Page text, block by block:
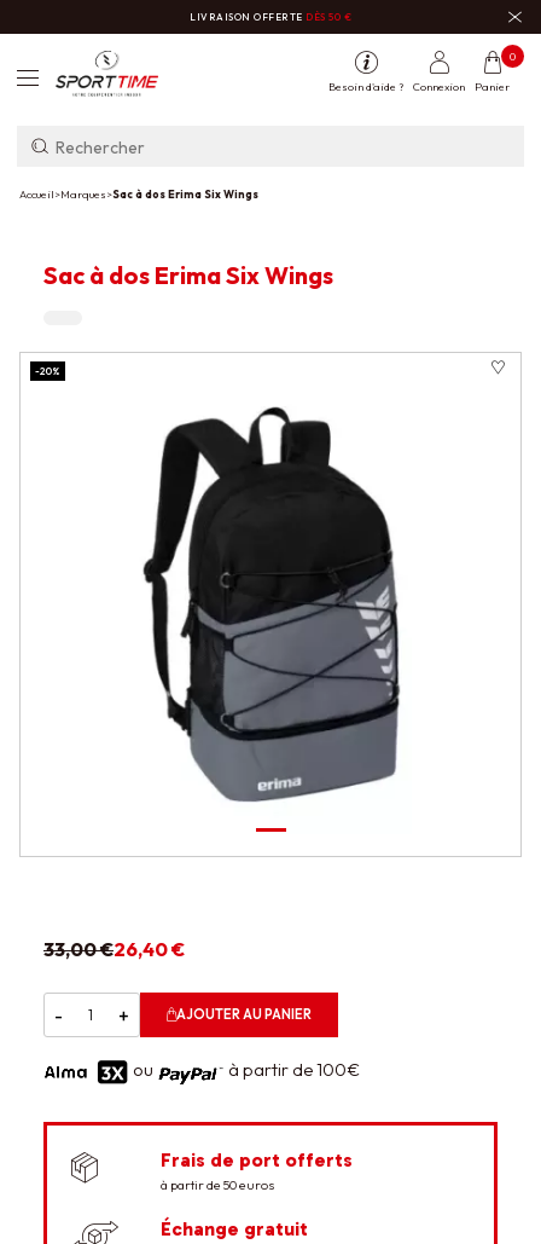
LIVRAISON OFFERTE DÈS 50 €
Besoin d'aide ? Connexion Panier
0
Accueil>Marques>Sac à dos Erima Six Wings
33,00 €26,40 €
- + AJOUTER AU PANIER
ou à partir de 100€
Frais de port offerts
à partir de 50 euros
Échange gratuit
Sac à dos Erima Six Wings
-20%